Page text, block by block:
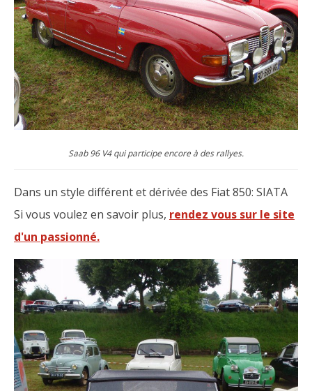
Saab 96 V4 qui participe encore à des rallyes.
Dans un style différent et dérivée des Fiat 850: SIATA
Si vous voulez en savoir plus, rendez vous sur le site
d'un passionné.